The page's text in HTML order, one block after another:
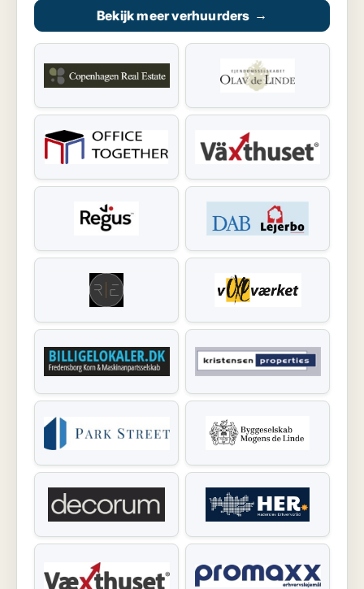
Bekijk meer verhuurders →